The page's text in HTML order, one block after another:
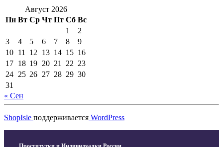
Август 2026
Пн Вт Ср Чт Пт Сб Вс
1
2
3
4 5 6 7 8
9
10 11 12 13 14 15 16
17 18 19 20 21 22 23
24 25 26 27 28 29 30
31
« Сен
ShopIsle поддерживается WordPress